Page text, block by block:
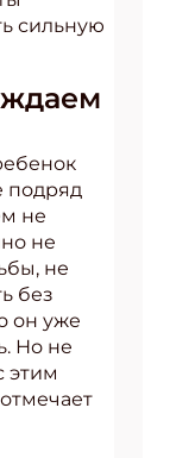
сильную
подряд
не
не
не
без
он уже
Но не
этим